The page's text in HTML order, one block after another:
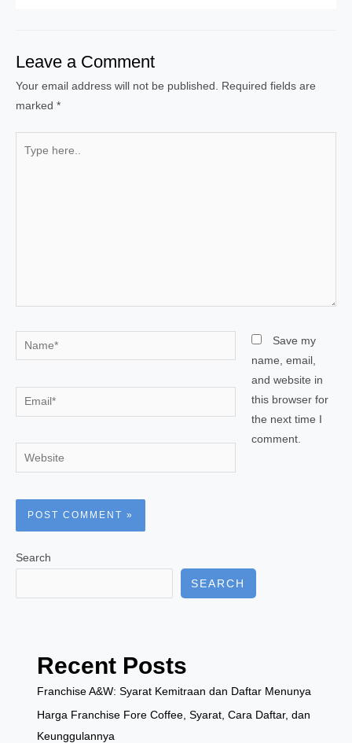
Leave a Comment
Your email address will not be published. Required fields are
marked *
here..
Name*
Email*
Website
Save my
name, email,
and website in
this browser for
the next time I
comment.
Search
SEARCH
Recent Posts
Franchise A&W: Syarat Kemitraan dan Daftar Menunya
Harga Franchise Fore Coffee, Syarat, Cara Daftar, dan
Keunggulannya